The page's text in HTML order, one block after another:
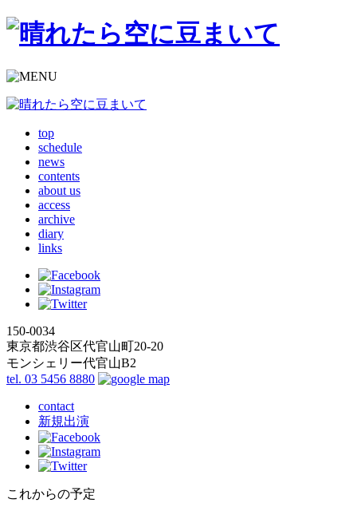
top
schedule
news
contents
about us
access
archive
diary
links
150-0034
東京都渋谷区代官山町20-20
モンシェリー代官山B2
tel. 03 5456 8880
contact
新規出演
これからの予定